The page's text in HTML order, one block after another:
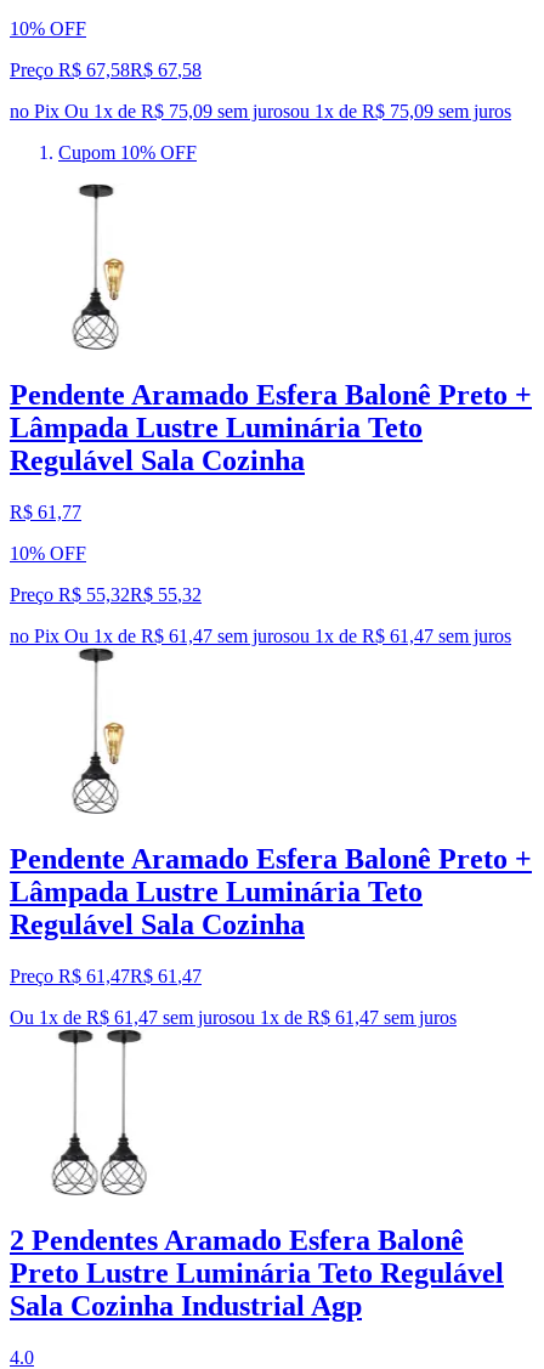
10% OFF
Preço R$ 67,58R$ 67,58
no Pix Ou 1x de R$ 75,09 sem jurosou 1x de R$ 75,09 sem juros
Cupom 10% OFF
Pendente Aramado Esfera Balonê Preto +
Lâmpada Lustre Luminária Teto
Regulável Sala Cozinha
R$ 61,77
10% OFF
Preço R$ 55,32R$ 55,32
no Pix Ou 1x de R$ 61,47 sem jurosou 1x de R$ 61,47 sem juros
Pendente Aramado Esfera Balonê Preto +
Lâmpada Lustre Luminária Teto
Regulável Sala Cozinha
Preço R$ 61,47R$ 61 ,47
Ou 1x de R$ 61,47 sem jurosou 1x de R$ 61,47 sem juros
2 Pendentes Aramado Esfera Balonê
Preto Lustre Luminária Teto Regulável
Sala Cozinha Industrial Agp
4.0